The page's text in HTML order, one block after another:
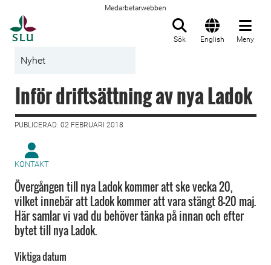
Medarbetarwebben
Sök English Meny
Nyhet
Inför driftsättning av nya Ladok
PUBLICERAD: 02 FEBRUARI 2018
KONTAKT
Övergången till nya Ladok kommer att ske vecka 20,
vilket innebär att Ladok kommer att vara stängt 8-20 maj.
Här samlar vi vad du behöver tänka på innan och efter
bytet till nya Ladok.
Viktiga datum